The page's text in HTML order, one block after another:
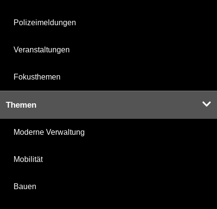
Polizeimeldungen
Veranstaltungen
Fokusthemen
Themen
Moderne Verwaltung
Mobilität
Bauen